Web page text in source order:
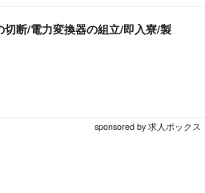
切断/電力変換器の組立/即入寮/製
sponsored by 求人ボックス